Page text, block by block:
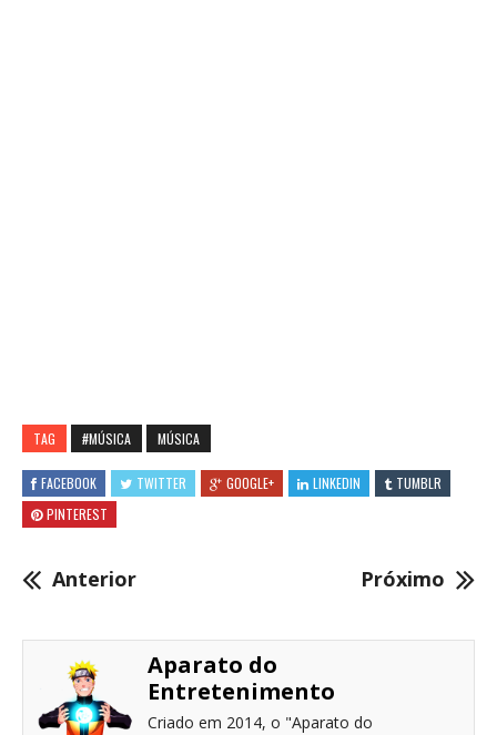
TAG #MÚSICA MÚSICA
FACEBOOK TWITTER GOOGLE+ LINKEDIN
TUMBLR
PINTEREST
Anterior Próximo
Aparato do
Entretenimento
Criado em 2014, o "Aparato do